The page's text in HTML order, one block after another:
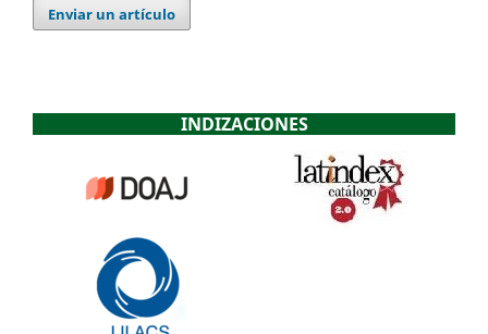
Enviar un artículo
INDIZACIONES